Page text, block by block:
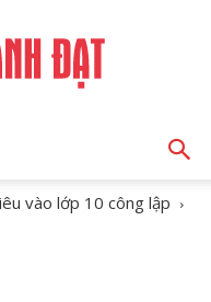
vào lớp 10 công lập